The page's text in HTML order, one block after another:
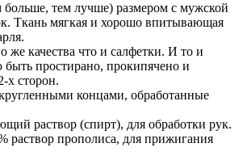
тем лучше) размером с мужской
Ткань мягкая и хорошо впитывающая
же качества что и салфетки. И то и
быть простирано, прокипячено и
х сторон.
концами, обработанные
раствор (спирт), для обработки рук.
раствор прополиса, для прижигания